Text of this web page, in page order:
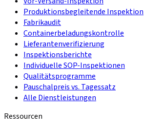
Produktionsbegleitende Inspektion
Fabrikaudit
Containerbeladungskontrolle
Lieferantenverifizierung
Inspektionsberichte
Individuelle SOP-Inspektionen
Qualitätsprogramme
Pauschalpreis vs. Tagessatz
Alle Dienstleistungen
Ressourcen